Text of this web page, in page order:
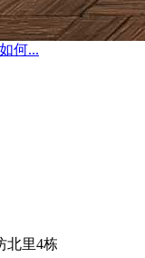
何...
北里4栋